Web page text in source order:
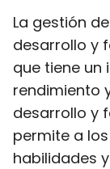
La gestión
desarrollo y
que tiene un
rendimiento
desarrollo y
permite a
habilidades